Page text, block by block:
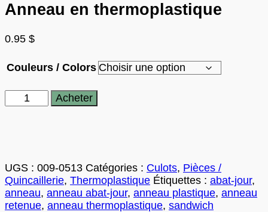
Anneau en thermoplastique
0.95 $
Couleurs / Colors
quantité
de
Acheter
UGS : 009-0513 Catégories : Culots, Pièces /
Quincaillerie, Thermoplastique Étiquettes : abat-jour,
anneau, anneau abat-jour, anneau plastique, anneau
retenue, anneau thermoplastique, sandwich